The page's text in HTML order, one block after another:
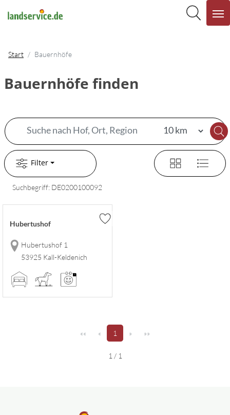
Start Bauernhöfe
Bauernhöfe finden
Filter
Suchbegriff: DE0200100092
Hubertushof
Hubertushof 1
53925 Kall-Keldenich
«« « 1 (aktuell)
» »»
1 / 1